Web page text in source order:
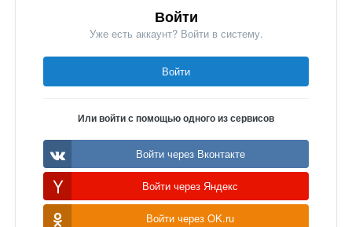
Войти
Уже есть аккаунт? Войти в систему.
Войти
Или войти с помощью одного из сервисов
Войти через Вконтакте
Войти через Яндекс
Войти через OK.ru